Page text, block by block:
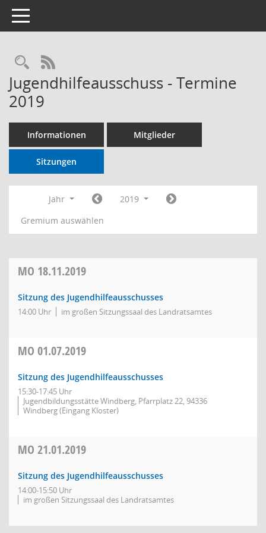
Toggle navigation
RSS-Feed
Jugendhilfeausschuss - Termine
2019
Informationen Mitglieder
Sitzungen
Jahr
2019
Gremium auswählen
MO 18.11.2019
Sitzung des Jugendhilfeausschusses
14:00 Uhr im großen Sitzungssaal des Landratsamtes
MO 01.07.2019
Sitzung des Jugendhilfeausschusses
15:30-17:45 Uhr
Jugendbildungsstätte Windberg, Pfarrplatz 22, 94336
Windberg (Eingang Kloster)
MO 21.01.2019
Sitzung des Jugendhilfeausschusses
14:00-15:50 Uhr
im großen Sitzungssaal des Landratsamtes